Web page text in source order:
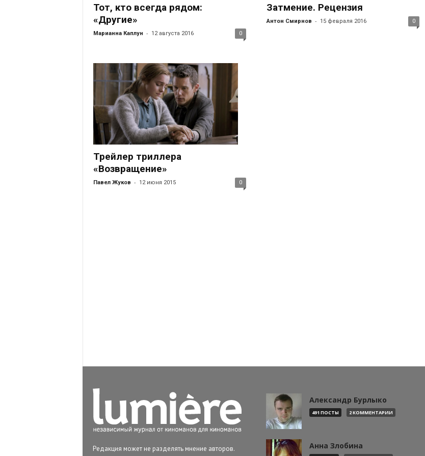
Тот, кто всегда рядом:
«Другие»
Марианна Каплун - 12 августа 2016 0
Затмение. Рецензия
Антон Смирнов - 15 февраля 2016 0
Трейлер триллера
«Возвращение»
Павел Жуков - 12 июня 2015 0
Редакция может не разделять мнение авторов.
Александр Бурлыко
491 ПОСТЫ 2 КОММЕНТАРИИ
Анна Злобина